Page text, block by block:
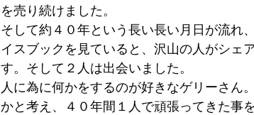
を売り続けました。
そして約４０年という長い長い月日が流れ
イスブックを見ていると、沢山の人がシェ
す。そして２人は出会いました。
人に為に何かをするのが好きなゲリーさん
かと考え、４０年間１人で頑張ってきた事